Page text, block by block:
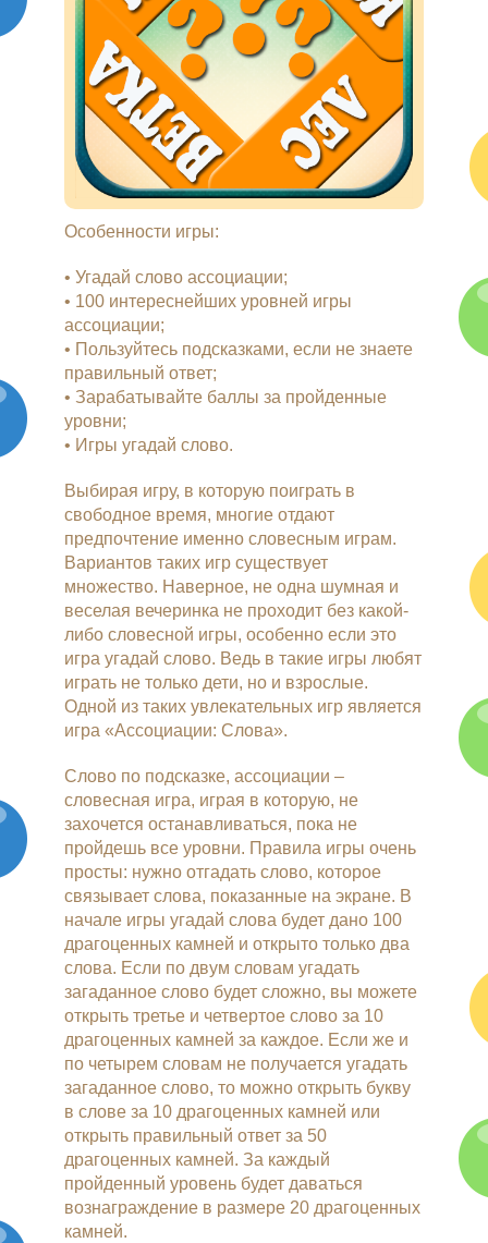
Особенности игры:
• Угадай слово ассоциации;
• 100 интереснейших уровней игры
ассоциации;
• Пользуйтесь подсказками, если не знаете
правильный ответ;
• Зарабатывайте баллы за пройденные
уровни;
• Игры угадай слово.
Выбирая игру, в которую поиграть в
свободное время, многие отдают
предпочтение именно словесным играм.
Вариантов таких игр существует
множество. Наверное, не одна шумная и
веселая вечеринка не проходит без какой-
либо словесной игры, особенно если это
игра угадай слово. Ведь в такие игры любят
играть не только дети, но и взрослые.
Одной из таких увлекательных игр является
игра «Ассоциации: Слова».
Слово по подсказке, ассоциации –
словесная игра, играя в которую, не
захочется останавливаться, пока не
пройдешь все уровни. Правила игры очень
просты: нужно отгадать слово, которое
связывает слова, показанные на экране. В
начале игры угадай слова будет дано 100
драгоценных камней и открыто только два
слова. Если по двум словам угадать
загаданное слово будет сложно, вы можете
открыть третье и четвертое слово за 10
драгоценных камней за каждое. Если же и
по четырем словам не получается угадать
загаданное слово, то можно открыть букву
в слове за 10 драгоценных камней или
открыть правильный ответ за 50
драгоценных камней. За каждый
пройденный уровень будет даваться
вознаграждение в размере 20 драгоценных
камней.